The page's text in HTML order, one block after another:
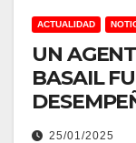
ACTUALIDAD
UN
BASAIL
25/01/2025